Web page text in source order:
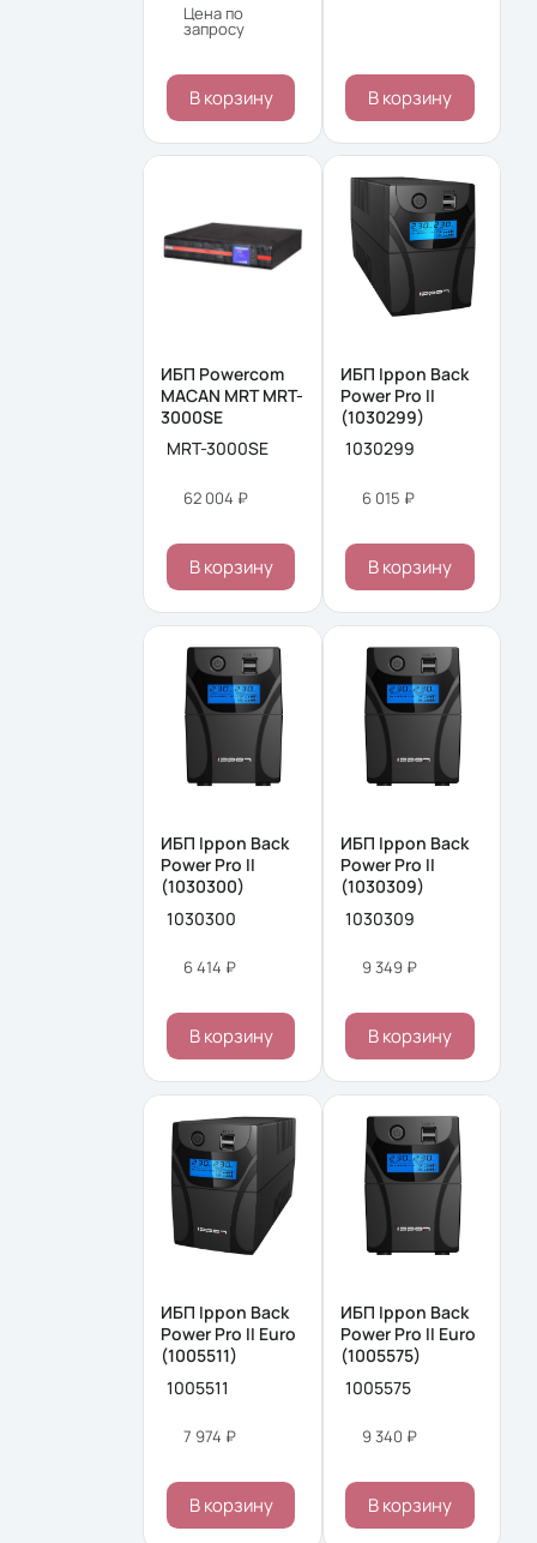
Цена по
запросу
В корзину В корзину
ИБП Powercom
MACAN MRT MRT-
3000SE
MRT-3000SE
62 004 ₽
В корзину
ИБП Ippon Back
Power Pro II
(1030299)
1030299
6 015 ₽
В корзину
ИБП Ippon Back
Power Pro II
(1030300)
1030300
6 414 ₽
В корзину
ИБП Ippon Back
Power Pro II
(1030309)
1030309
9 349 ₽
В корзину
ИБП Ippon Back
Power Pro II Euro
(1005511)
1005511
7 974 ₽
В корзину
ИБП Ippon Back
Power Pro II Euro
(1005575)
1005575
9 340 ₽
В корзину